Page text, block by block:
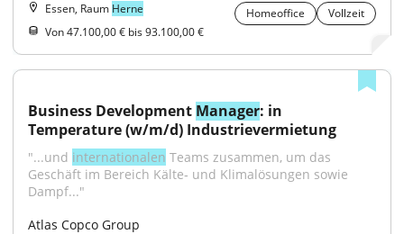
Essen, Raum Herne Homeoffice
Vollzeit
Von 47.100,00 € bis 93.100,00 €
Business Development Manager: in
Temperature (w/m/d) Industrievermietung
"...und internationalen Teams zusammen, um das
Geschäft im Bereich Kälte‑ und Klimalösungen sowie
Dampf..."
Atlas Copco Group